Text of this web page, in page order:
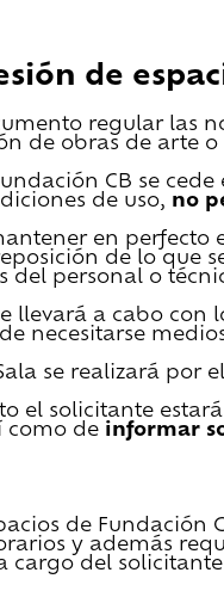
de
regular las
de obras de arte
CB se
de uso, no
en perfecto
de lo que
del personal o
llevará a cabo
necesitarse
se realizará por
el solicitante
como de informar
de
y además
cargo del